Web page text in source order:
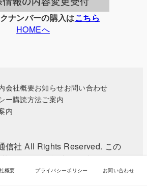
ナンバーの購入はこちら
HOMEへ
会社概要お知らせお問い合わせ
ー購読方法ご案内
内
信社 All Rights Reserved. この
されている記事・写真などの無
転載を禁じます。
概要 プライバシーポリシー お問い合わせ